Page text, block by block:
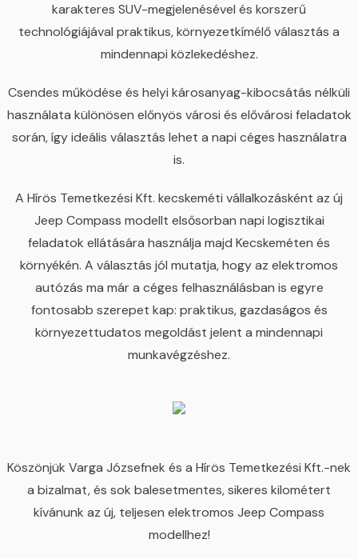
karakteres SUV-megjelenésével és korszerű
technológiájával praktikus, környezetkímélő választás a
mindennapi közlekedéshez.
Csendes működése és helyi károsanyag-kibocsátás nélküli
használata különösen előnyös városi és elővárosi feladatok
során, így ideális választás lehet a napi céges használatra
is.
A Hírös Temetkezési Kft. kecskeméti vállalkozásként az új
Jeep Compass modellt elsősorban napi logisztikai
feladatok ellátására használja majd Kecskeméten és
környékén. A választás jól mutatja, hogy az elektromos
autózás ma már a céges felhasználásban is egyre
fontosabb szerepet kap: praktikus, gazdaságos és
környezettudatos megoldást jelent a mindennapi
munkavégzéshez.
Köszönjük Varga Józsefnek és a Hírös Temetkezési Kft.-nek
a bizalmat, és sok balesetmentes, sikeres kilométert
kívánunk az új, teljesen elektromos Jeep Compass
modellhez!